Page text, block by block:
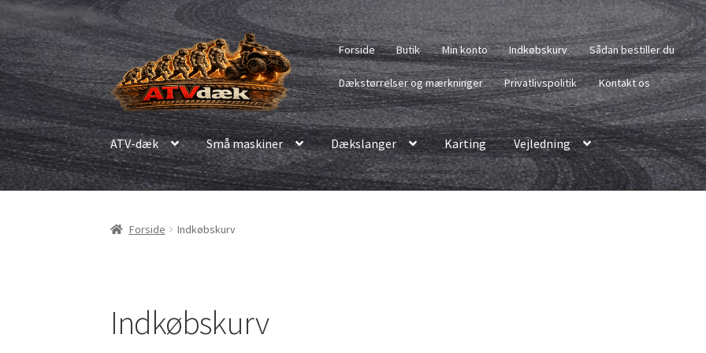
Spring
til
navigation
Spring
til
indhold
Forside Butik Min konto Indkøbskurv Sådan bestiller du
Dækstørrelser og mærkninger Privatlivspolitik Kontakt os
ATV-dæk Små maskiner Dækslanger Karting
Vejledning
Forside Indkøbskurv
Indkøbskurv